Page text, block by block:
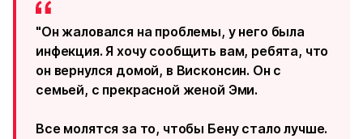
"Он жаловался на проблемы, у него была
инфекция. Я хочу сообщить вам, ребята, что
он вернулся домой, в Висконсин. Он с
семьей, с прекрасной женой Эми.
Все молятся за то, чтобы Бену стало лучше.